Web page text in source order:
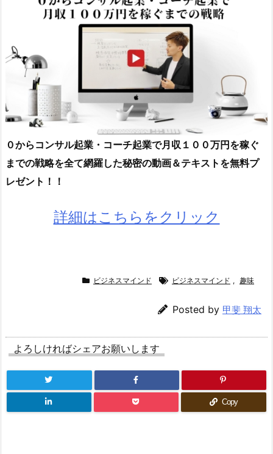
０からコンサル起業・コーチ起業で月収１００万円を稼ぐ
までの戦略を全て網羅した秘密の動画＆テキストを無料プ
レゼント！！
詳細はこちらをクリック
ビジネスマインド ビジネスマインド , 趣味
Posted by 甲斐 翔太
よろしければシェアお願いします
Copy